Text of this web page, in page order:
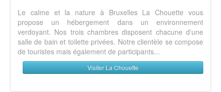
Le calme et la nature à Bruxelles La Chouette vous
propose un hébergement dans un environnement
verdoyant. Nos trois chambres disposent chacune d'une
salle de bain et toilette privées. Notre clientèle se compose
de touristes mais également de participants...
Visiter La Chouette